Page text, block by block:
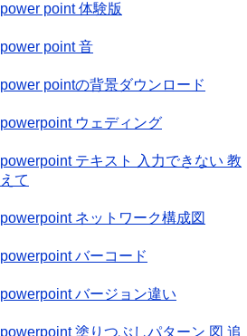
power point 体験版
power point 音
power pointの背景ダウンロード
powerpoint ウェディング
powerpoint テキスト 入力できない 教
えて
powerpoint ネットワーク構成図
powerpoint バーコード
powerpoint バージョン違い
powerpoint 塗りつぶしパターン 図 追